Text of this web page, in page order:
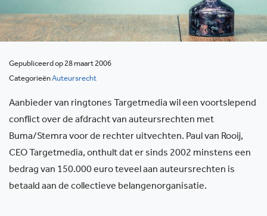
Gepubliceerd op 28 maart 2006
CategorieënAuteursrecht
Aanbieder van ringtones Targetmedia wil een voortslepend
conflict over de afdracht van auteursrechten met
Buma/Stemra voor de rechter uitvechten. Paul van Rooij,
CEO Targetmedia, onthult dat er sinds 2002 minstens een
bedrag van 150.000 euro teveel aan auteursrechten is
betaald aan de collectieve belangenorganisatie.